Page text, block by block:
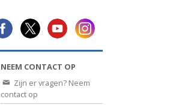
NEEM CONTACT OP
Zijn er vragen? Neem
contact op